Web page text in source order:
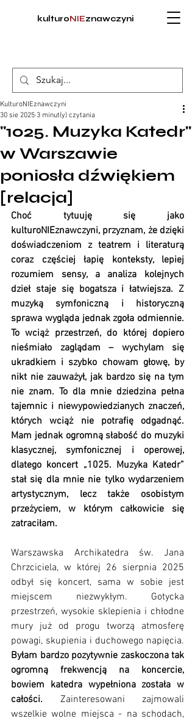
kulturoNIEznawczyni
"1025. Muzyka Katedr"
w Warszawie
poniosła dźwiękiem
[relacja]
KulturoNIEznawczyni
30 sie 2025 3 minut(y) czytania
Choć tytuuję się jako
kulturoNIEznawczyni, przyznam, że dzięki
doświadczeniom z teatrem i literaturą
coraz częściej łapię konteksty, lepiej
rozumiem sensy, a analiza kolejnych
dzieł staje się bogatsza i łatwiejsza. Z
muzyką symfoniczną i historyczną
sprawa wygląda jednak zgoła odmiennie.
To wciąż przestrzeń, do której dopiero
nieśmiało zaglądam – wychylam się
ukradkiem i szybko chowam głowę, by
nikt nie zauważył, jak bardzo się na tym
nie znam. To dla mnie dziedzina pełna
tajemnic i niewypowiedzianych znaczeń,
których wciąż nie potrafię odgadnąć.
Mam jednak ogromną słabość do muzyki
klasycznej, symfonicznej i operowej,
dlatego koncert „1025. Muzyka Katedr”
stał się dla mnie nie tylko wydarzeniem
artystycznym, lecz także osobistym
przeżyciem, w którym całkowicie się
zatraciłam.
Warszawska Archikatedra św. Jana
Chrzciciela, w której 26 sierpnia 2025
odbył się koncert, sama w sobie jest
miejscem niezwykłym. Gotycka
przestrzeń, wysokie sklepienia i chłodne
mury już od progu tworzą atmosferę
Byłam bardzo pozytywnie zaskoczona tak
ogromną frekwencją na koncercie,
bowiem katedra wypełniona została w
całości. Zainteresowani zajmowali
wszelkie wolne miejsca - na schodach,